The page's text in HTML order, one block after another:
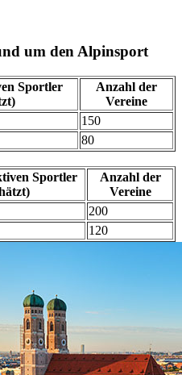
um den Alpinsport
Sportler
Anzahl der
Vereine
150
80
Sportler
Anzahl der
Vereine
200
120